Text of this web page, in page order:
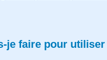
je faire pour